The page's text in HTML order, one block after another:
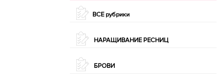
ВСЕ рубрики
НАРАЩИВАНИЕ РЕСНИЦ
БРОВИ